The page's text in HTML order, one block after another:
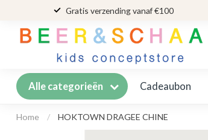
Gratis verzending vanaf €100
Alle categorieën Cadeaubon
Home / HOKTOWN DRAGEE CHINE